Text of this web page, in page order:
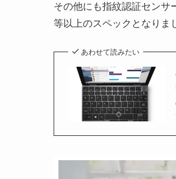
その他にも指紋認証センサ
等以上のスペックとなりま
あわせて読みたい